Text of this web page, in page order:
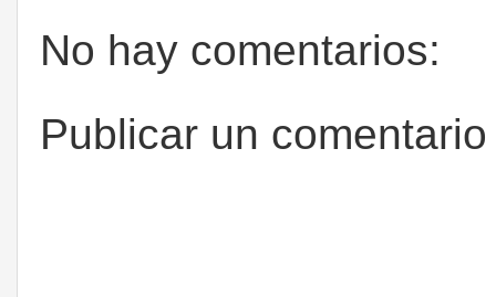
No hay comentarios:
Publicar un comentario